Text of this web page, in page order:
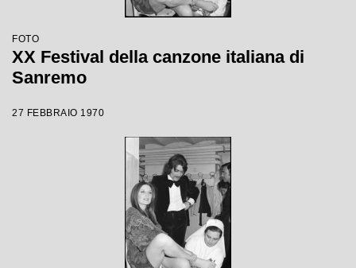
FOTO
XX Festival della canzone italiana di
Sanremo
27 FEBBRAIO 1970